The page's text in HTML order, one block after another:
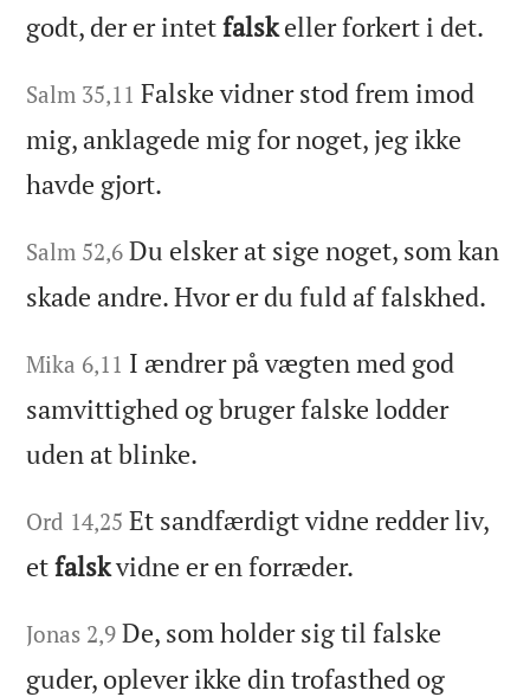
godt, der er intetfalskeller forkert i det.
Salm 35,11 Falske vidner stod frem imod
mig, anklagede mig for noget, jeg ikke
havde gjort.
Salm 52,6 Du elsker at sige noget, som kan
skade andre. Hvor er du fuld af falskhed.
Mika 6,11 I ændrer på vægten med god
samvittighed og bruger falske lodder
uden at blinke.
Ord 14,25 Et sandfærdigt vidne redder liv,
etfalskvidne er en forræder.
Jonas 2,9 De, som holder sig til falske
guder, oplever ikke din trofasthed og